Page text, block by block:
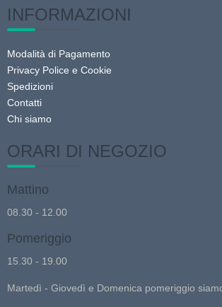
INFORMAZIONI
Modalità di Pagamento
Privacy Police e Cookie
Spedizioni
Contatti
Chi siamo
ORARI DI NEGOZIO
Mattino
08.30 - 12.00
Pomeriggio
15.30 - 19.00
Martedì - Giovedì e Domenica pomeriggio